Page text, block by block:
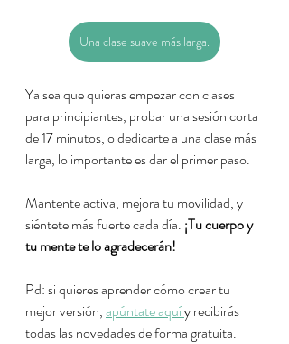
Una clase suave más larga.
Ya sea que quieras empezar con clases
para principiantes, probar una sesión corta
de 17 minutos, o dedicarte a una clase más
larga, lo importante es dar el primer paso.
Mantente activa, mejora tu movilidad, y
siéntete más fuerte cada día. ¡Tu cuerpo y
tu mente te lo agradecerán!
Pd: si quieres aprender cómo crear tu
mejor versión, apúntate aquí y recibirás
todas las novedades de forma gratuita.